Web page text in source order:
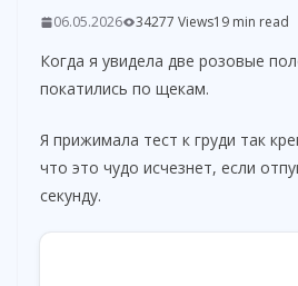
06.05.2026 34277 Views19 min read
Когда я увидела две розовые
покатились по щекам.
Я прижимала тест к груди так
что это чудо исчезнет, если
секунду.